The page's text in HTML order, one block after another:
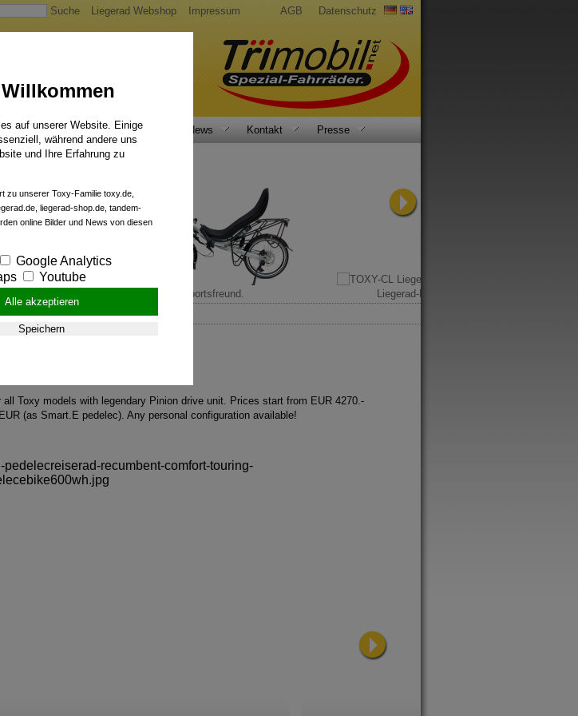
Suche Liegerad Webshop Impressum AGB Datenschutz
Service Qualität Liegerad News Kontakt Presse
Sportsfreund.
Liegerad-Klassiker.
Toxy models with legendary Pinion drive unit. Prices start from EUR 4270.-
(as Smart.E pedelec). Any personal configuration available!
auf unserer Website. Einige
während andere uns
und Ihre Erfahrung zu
zu unserer Toxy-Familie toxy.de,
liegerad-shop.de, tandem-
online Bilder und News von diesen
Google Analytics
Youtube
Alle akzeptieren
Speichern